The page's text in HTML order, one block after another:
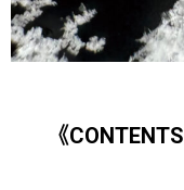
《CONTENTS